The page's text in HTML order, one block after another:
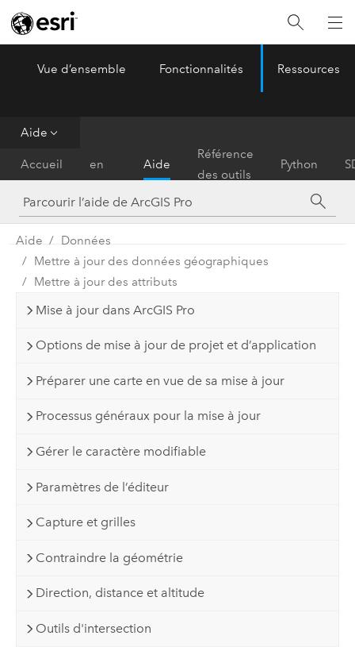
ArcGIS Pro
Vue d’ensemble Fonctionnalités Ressources
Aide
Accueil
en
main
Aide
Référence
des outils
Python
Aide
Données
Mettre à jour des données géographiques
Mettre à jour des attributs
Mise à jour dans ArcGIS Pro
Options de mise à jour de projet et d’application
Préparer une carte en vue de sa mise à jour
Processus généraux pour la mise à jour
Gérer le caractère modifiable
Paramètres de l’éditeur
Capture et grilles
Contraindre la géométrie
Direction, distance et altitude
Outils d'intersection